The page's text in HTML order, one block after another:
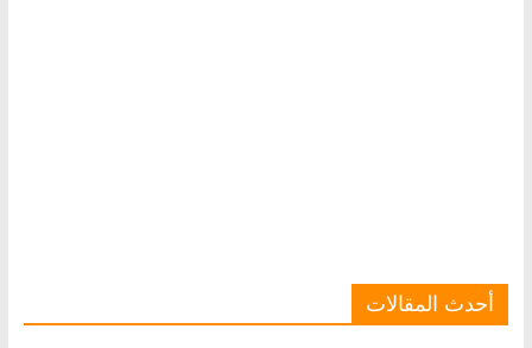
أحدث المقالات